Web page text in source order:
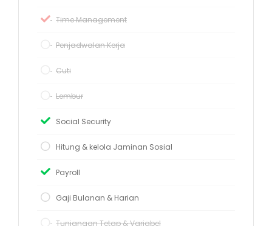
Time Management
Penjadwalan Kerja
Cuti
Lembur
Social Security
Hitung & kelola Jaminan Sosial
Payroll
Gaji Bulanan & Harian
Tunjangan Tetap & Variabel